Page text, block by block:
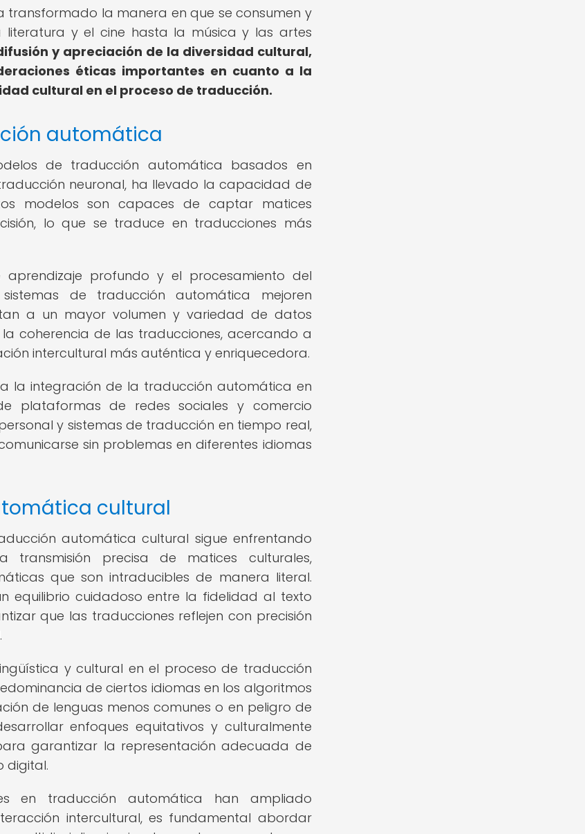
la manera en que se consumen y
literatura y el cine hasta la música y las artes
y apreciación de la diversidad cultural,
éticas importantes en cuanto a la
cultural en el proceso de traducción.
automática
de traducción automática basados en
neuronal, ha llevado la capacidad de
modelos son capaces de captar matices
lo que se traduce en traducciones más
profundo y el procesamiento del
de traducción automática mejoren
a un mayor volumen y variedad de datos
coherencia de las traducciones, acercando a
intercultural más auténtica y enriquecedora.
la integración de la traducción automática en
plataformas de redes sociales y comercio
y sistemas de traducción en tiempo real,
sin problemas en diferentes idiomas
cultural
automática cultural sigue enfrentando
transmisión precisa de matices culturales,
que son intraducibles de manera literal.
equilibrio cuidadoso entre la fidelidad al texto
que las traducciones reflejen con precisión
y cultural en el proceso de traducción
de ciertos idiomas en los algoritmos
de lenguas menos comunes o en peligro de
enfoques equitativos y culturalmente
garantizar la representación adecuada de
digital.
en traducción automática han ampliado
intercultural, es fundamental abordar